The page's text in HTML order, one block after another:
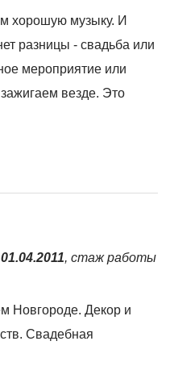
музыку. И
разницы - свадьба или
мероприятие или
везде. Это
01.04.2011, стаж работы
Новгороде. Декор и
Свадебная